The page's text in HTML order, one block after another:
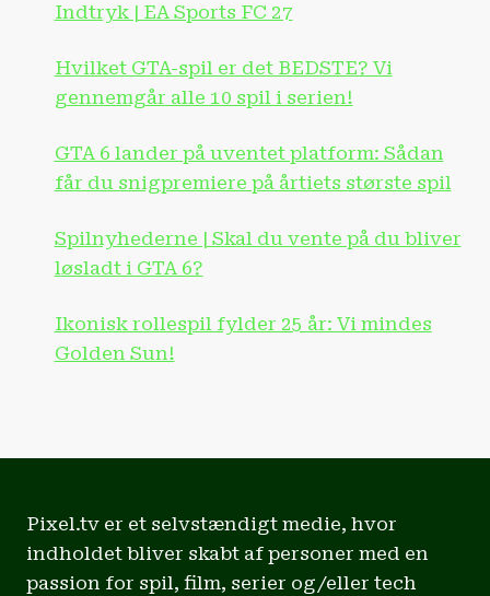
Indtryk | EA Sports FC 27
Hvilket GTA-spil er det BEDSTE? Vi
gennemgår alle 10 spil i serien!
GTA 6 lander på uventet platform: Sådan
får du snigpremiere på årtiets største spil
Spilnyhederne | Skal du vente på du bliver
løsladt i GTA 6?
Ikonisk rollespil fylder 25 år: Vi mindes
Golden Sun!
Pixel.tv er et selvstændigt medie, hvor
indholdet bliver skabt af personer med en
passion for spil, film, serier og/eller tech